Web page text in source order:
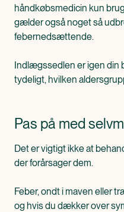
håndkøbsmedicin kun
gælder også noget så
febernedsættende.
Indlægssedlen er igen din
tydeligt, hvilken
Pas på med
Det er vigtigt ikke at
der forårsager dem.
Feber, ondt i maven eller
og hvis du dækker over